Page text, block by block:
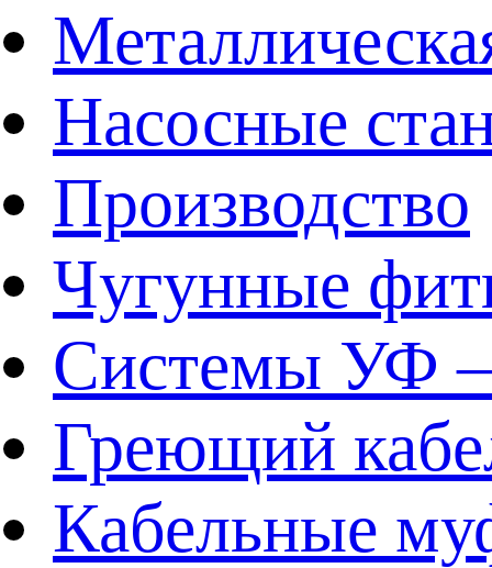
Насосные
Производство
Чугунные
Системы УФ –
Греющий
Кабельные